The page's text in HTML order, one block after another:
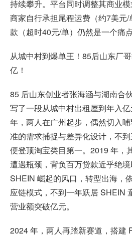
持续攀升。平台同时调整其商业
商家自行承担尾程运费（约7美元
款（超时40元/单）仍然是一个痛点
从城中村到爆单王！85后山东厂
亿！
85 后山东创业者张海涵与湖南合
写了一段从城中村出租屋到年入
年，两人在广州起步，偶然切入
准的需求捕捉与差异化设计，不
便登顶淘宝类目第一。2019 年，
遭遇瓶颈，背负百万贷款近乎绝
SHEIN 崛起的风口，转型出海，
应链模式，不到一年跃居 SHEIN
营业额突破亿元。
2024 年，两人再踏新赛道，搭建